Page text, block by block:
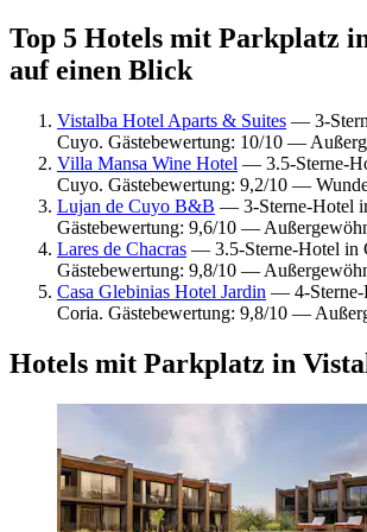
Top 5 Hotels mit Parkplatz
auf einen Blick
Vistalba Hotel Aparts & Suites — 3-
Cuyo. Gästebewertung: 10/10 —
Villa Mansa Wine Hotel — 3.5-Sterne-
Cuyo. Gästebewertung: 9,2/10 —
Lujan de Cuyo B&B — 3-Sterne-Hotel
Gästebewertung: 9,6/10 —
Lares de Chacras — 3.5-Sterne-Hotel in
Gästebewertung: 9,8/10 —
Casa Glebinias Hotel Jardin — 4-Sterne-
Coria. Gästebewertung: 9,8/10 —
Hotels mit Parkplatz in